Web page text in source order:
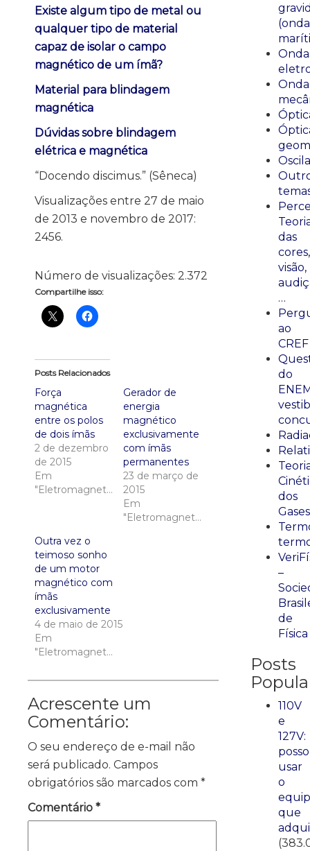
Existe algum tipo de metal ou
qualquer tipo de material
capaz de isolar o campo
magnético de um ímã?
Material para blindagem
magnética
Dúvidas sobre blindagem
elétrica e magnética
“Docendo discimus.” (Sêneca)
Visualizações entre 27 de maio
de 2013 e novembro de 2017:
2456.
Número de visualizações: 2.372
Compartilhe isso:
Posts Relacionados
Força
magnética
entre os polos
de dois ímãs
2 de dezembro
de 2015
Em
"Eletromagnetismo"
Gerador de
energia
magnético
exclusivamente
com ímãs
permanentes
23 de março de
2015
Em
"Eletromagnetismo"
Outra vez o
teimoso sonho
de um motor
magnético com
ímãs
exclusivamente
4 de maio de 2015
Em
"Eletromagnetismo"
Acrescente um
Comentário:
O seu endereço de e-mail não
será publicado. Campos
obrigatórios são marcados com *
Comentário *
das
cores,
visão,
…
ao
CREF
do
dos
Gases
–
de
Física
Posts
110V
e
127V:
posso
usar
o
que